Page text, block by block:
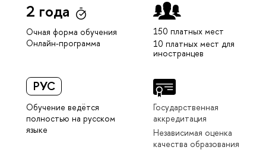
2 года
Очная форма обучения
Онлайн-программа
150 платных мест
10 платных мест для
иностранцев
РУС
Обучение ведётся
полностью на русском
языке
Государственная
аккредитация
Независимая оценка
качества образования